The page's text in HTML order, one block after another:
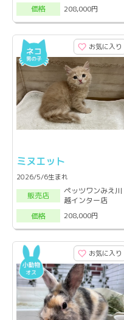
価格
208,000円
お気に入り
ミヌエット
2026/5/6生まれ
販売店
ペッツワンみえ川
越インター店
価格
208,000円
お気に入り